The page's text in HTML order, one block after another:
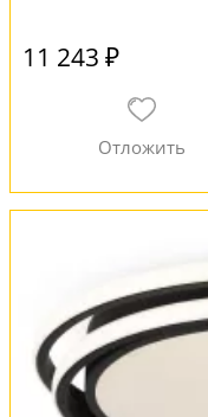
11 243 ₽